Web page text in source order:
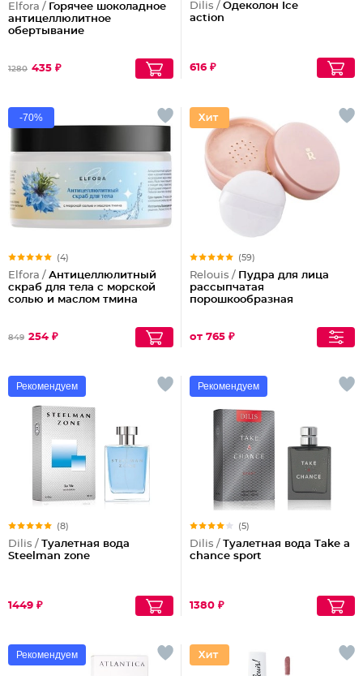
Elfora / Горячее шоколадное
антицеллюлитное
обертывание
1280 435 ₽
Dilis / Одеколон Ice
action
616 ₽
-70%
(4)
Elfora / Антицеллюлитный
скраб для тела с морской
солью и маслом тмина
849 254 ₽
(59)
Relouis / Пудра для лица
рассыпчатая
порошкообразная
от 765 ₽
Рекомендуем
(8)
Dilis / Туалетная вода
Steelman zone
1449 ₽
Рекомендуем
(5)
Dilis / Туалетная вода Take a
chance sport
1380 ₽
Рекомендуем